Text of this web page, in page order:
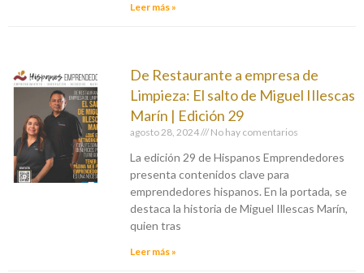
Leer más »
De Restaurante a empresa de
Limpieza: El salto de Miguel IIlescas
Marín | Edición 29
agosto 28, 2024 No hay comentarios
La edición 29 de Hispanos Emprendedores
presenta contenidos clave para
emprendedores hispanos. En la portada, se
destaca la historia de Miguel Illescas Marín,
quien tras
Leer más »